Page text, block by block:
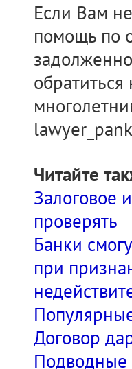
Если Вам
помощь по
Читайте
Залоговое
проверять
Банки
при
Договор
Подводные